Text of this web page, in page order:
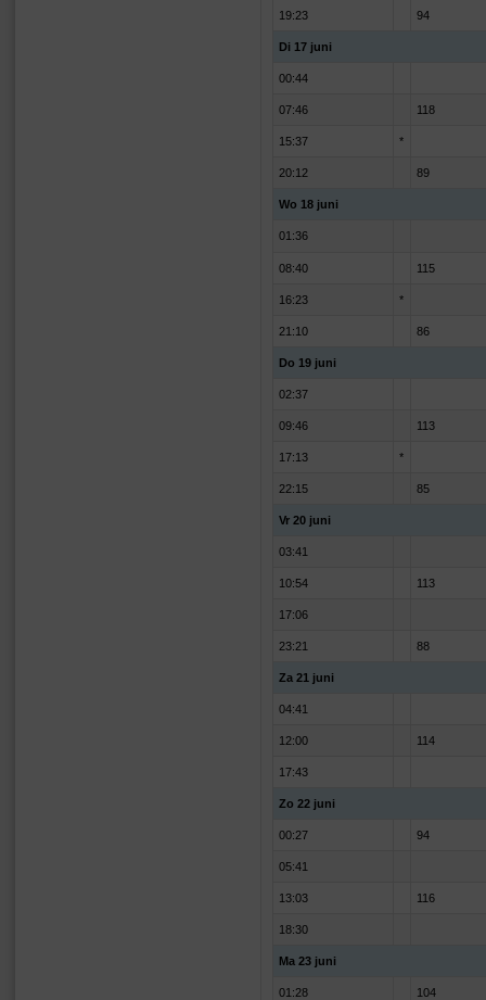
19:23 94
Di 17 juni
00:44
07:46 118
15:37 *
20:12 89
Wo 18 juni
01:36
08:40 115
16:23 *
21:10 86
Do 19 juni
02:37
09:46 113
17:13 *
22:15 85
Vr 20 juni
03:41
10:54 113
17:06
23:21 88
Za 21 juni
04:41
12:00 114
17:43
Zo 22 juni
00:27 94
05:41
13:03 116
18:30
Ma 23 juni
01:28 104